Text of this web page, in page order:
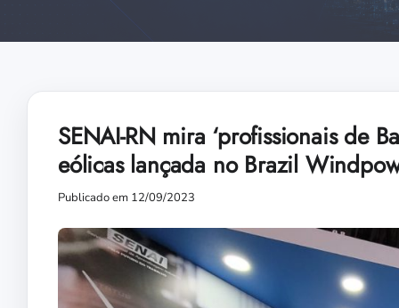
SENAI-RN mira ‘profissionais de
eólicas lançada no Brazil
Publicado em 12/09/2023